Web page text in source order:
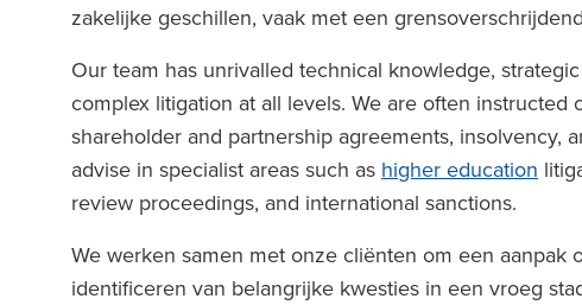
zakelijke geschillen, vaak met een
Our team has unrivalled technical knowledge,
complex litigation at all levels. We are often
shareholder and partnership agreements, insolvency,
advise in specialist areas such as higher education
review proceedings, and international sanctions.
We werken samen met onze cliënten om een
identificeren van belangrijke kwesties in een vroeg